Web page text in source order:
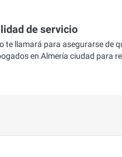
de servicio
te llamará para asegurarse de
en Almería ciudad para